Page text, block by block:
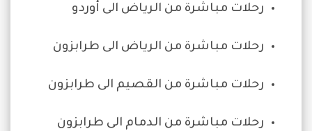
رحلات مباشرة من الرياض الى أوردو
رحلات مباشرة من الرياض الى طرابزون
رحلات مباشرة من القصيم الى طرابزون
رحلات مباشرة من الدمام الى طرابزون